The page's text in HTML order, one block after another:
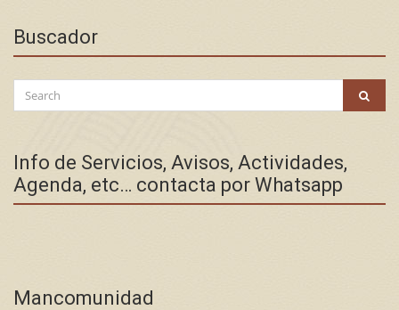
Buscador
Search
for:
Info de Servicios, Avisos, Actividades,
Agenda, etc… contacta por Whatsapp
Mancomunidad